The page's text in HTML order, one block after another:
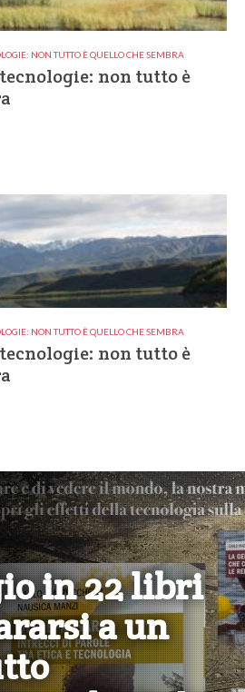
NON TUTTO È QUELLO CHE SEMBRA
non tutto è
NON TUTTO È QUELLO CHE SEMBRA
non tutto è
in 22 libri
a un